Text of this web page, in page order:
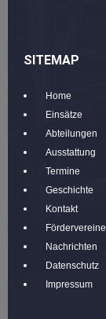
SITEMAP
Home
Einsätze
Abteilungen
Ausstattung
Termine
Geschichte
Kontakt
Fördervereine
Nachrichten
Datenschutz
Impressum